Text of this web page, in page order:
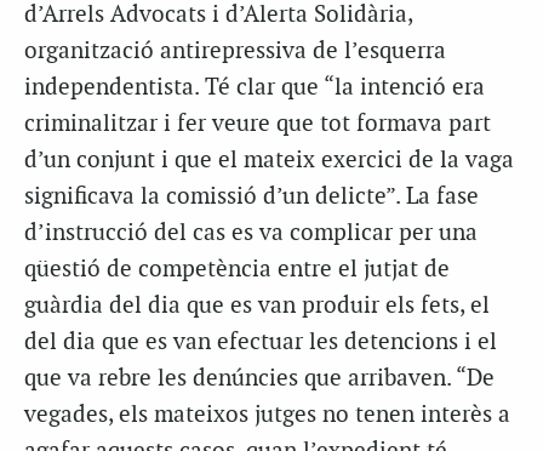
d’Arrels Advocats i d’Alerta Solidària,
organització antirepressiva de l’esquerra
independentista. Té clar que “la intenció era
criminalitzar i fer veure que tot formava part
d’un conjunt i que el mateix exercici de la vaga
significava la comissió d’un delicte”. La fase
d’instrucció del cas es va complicar per una
qüestió de competència entre el jutjat de
guàrdia del dia que es van produir els fets, el
del dia que es van efectuar les detencions i el
que va rebre les denúncies que arribaven. “De
vegades, els mateixos jutges no tenen interès a